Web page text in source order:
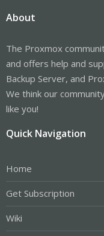
About
The Proxmox
and offers help and
Backup Server, and
We think our
like you!
Quick Navigation
Home
Get Subscription
Wiki